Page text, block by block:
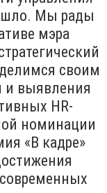
Мы рады
мэра
своим
выявления
HR-
номинации
«В кадре»
современных